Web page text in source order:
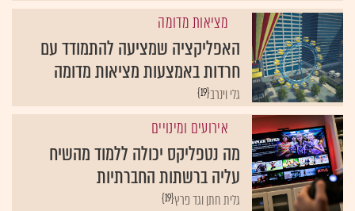
מציאות מדומה
האפליקציה שמציעה להתמודד עם
חרדות באמצעות מציאות מדומה
{19}גלי וינרב
אירועים ומינויים
מה נטפליקס יכולה ללמוד מהשיח
עליה ברשתות החברתיות
{19}גלית חתן וגד פרץ